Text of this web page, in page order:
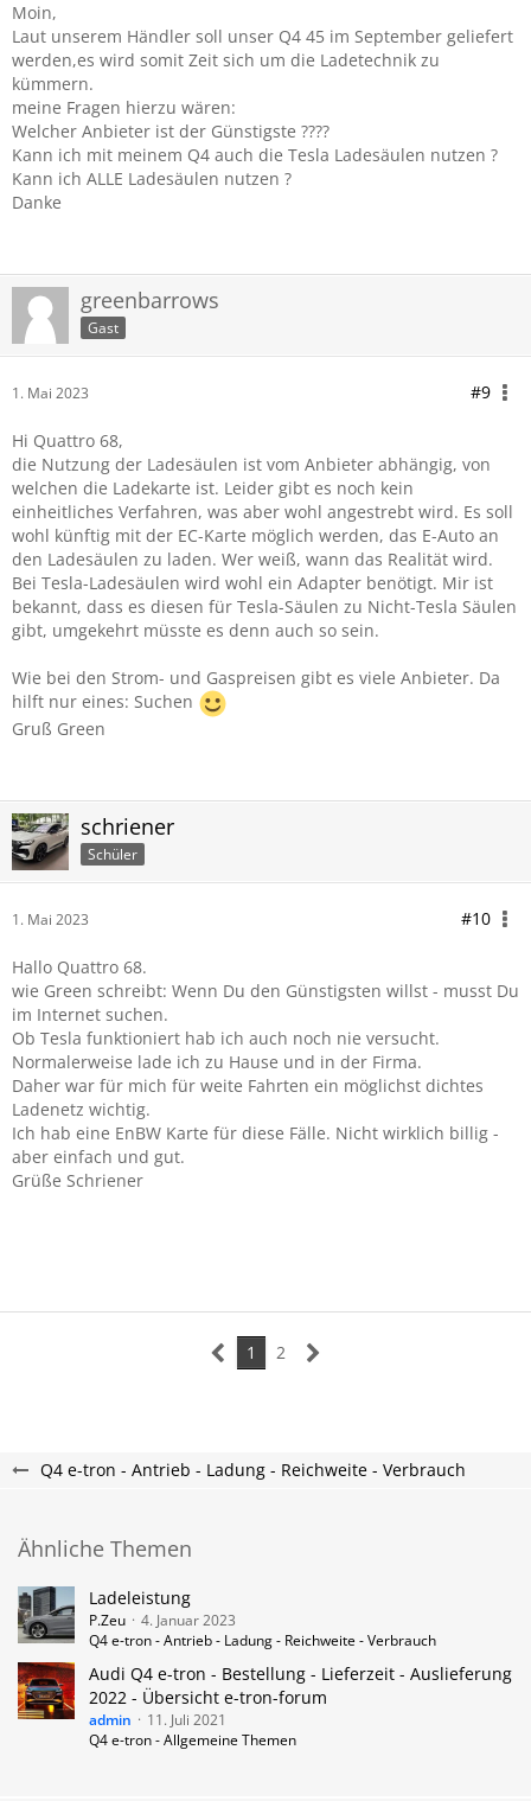
Moin,
Laut unserem Händler soll unser Q4 45 im September geliefert
werden,es wird somit Zeit sich um die Ladetechnik zu
kümmern.
meine Fragen hierzu wären:
Welcher Anbieter ist der Günstigste ????
Kann ich mit meinem Q4 auch die Tesla Ladesäulen nutzen ?
Kann ich ALLE Ladesäulen nutzen ?
Danke
greenbarrows
Gast
1. Mai 2023 #9
Hi Quattro 68,
die Nutzung der Ladesäulen ist vom Anbieter abhängig, von
welchen die Ladekarte ist. Leider gibt es noch kein
einheitliches Verfahren, was aber wohl angestrebt wird. Es soll
wohl künftig mit der EC-Karte möglich werden, das E-Auto an
den Ladesäulen zu laden. Wer weiß, wann das Realität wird.
Bei Tesla-Ladesäulen wird wohl ein Adapter benötigt. Mir ist
bekannt, dass es diesen für Tesla-Säulen zu Nicht-Tesla Säulen
gibt, umgekehrt müsste es denn auch so sein.
Wie bei den Strom- und Gaspreisen gibt es viele Anbieter. Da
hilft nur eines: Suchen
Gruß Green
schriener
Schüler
1. Mai 2023 #10
Hallo Quattro 68.
wie Green schreibt: Wenn Du den Günstigsten willst - musst Du
im Internet suchen.
Ob Tesla funktioniert hab ich auch noch nie versucht.
Normalerweise lade ich zu Hause und in der Firma.
Daher war für mich für weite Fahrten ein möglichst dichtes
Ladenetz wichtig.
Ich hab eine EnBW Karte für diese Fälle. Nicht wirklich billig -
aber einfach und gut.
Grüße Schriener
1 2
Q4 e-tron - Antrieb - Ladung - Reichweite - Verbrauch
Ähnliche Themen
Ladeleistung
P.Zeu
4. Januar 2023
Q4 e-tron - Antrieb - Ladung - Reichweite - Verbrauch
Audi Q4 e-tron - Bestellung - Lieferzeit - Auslieferung
2022 - Übersicht e-tron-forum
admin
11. Juli 2021
Q4 e-tron - Allgemeine Themen